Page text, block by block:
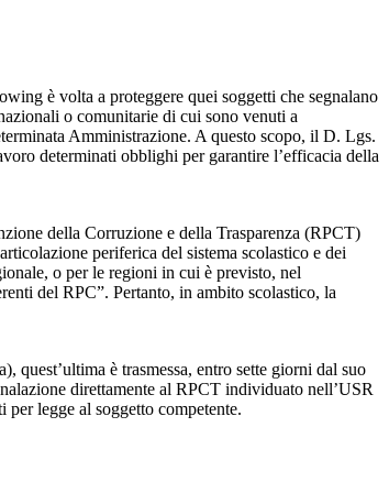
è volta a proteggere quei soggetti che segnalano
o comunitarie di cui sono venuti a
Amministrazione. A questo scopo, il D. Lgs.
determinati obblighi per garantire l’efficacia della
della Corruzione e della Trasparenza (RPCT)
periferica del sistema scolastico e dei
o per le regioni in cui è previsto, nel
del RPC”. Pertanto, in ambito scolastico, la
quest’ultima è trasmessa, entro sette giorni dal suo
direttamente al RPCT individuato nell’USR
legge al soggetto competente.